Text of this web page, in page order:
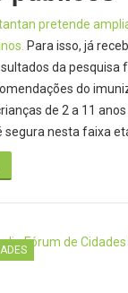
pretende
Para isso, já
da
do
de 2 a 11
segura nesta faixa